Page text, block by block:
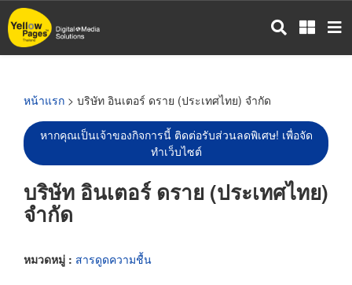
ข้าม
ไป
หน้าแรก > บริษัท อินเตอร์ ดราย (ประเทศไทย) จำกัด
หากคุณเป็นเจ้าของกิจการนี้ ติดต่อรับส่วนลดพิเศษ! เพื่อจัด
ทำเว็บไซต์
บริษัท อินเตอร์ ดราย (ประเทศไทย)
จำกัด
หมวดหมู่ : สารดูดความชื้น